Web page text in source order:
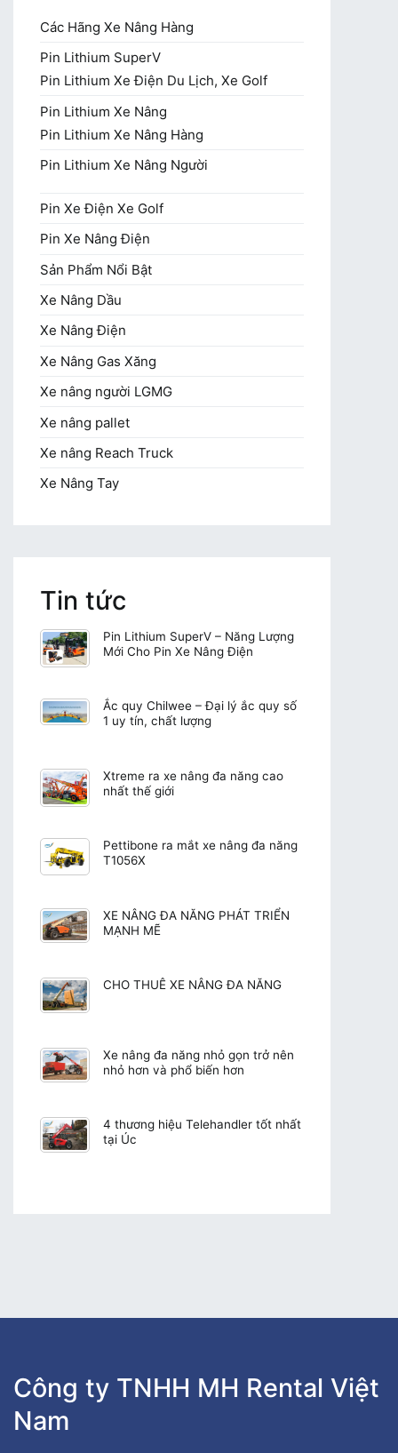
Các Hãng Xe Nâng Hàng
Pin Lithium SuperV
Pin Lithium Xe Điện Du Lịch, Xe Golf
Pin Lithium Xe Nâng
Pin Lithium Xe Nâng Hàng
Pin Lithium Xe Nâng Người
Pin Xe Điện Xe Golf
Pin Xe Nâng Điện
Sản Phẩm Nổi Bật
Xe Nâng Dầu
Xe Nâng Điện
Xe Nâng Gas Xăng
Xe nâng người LGMG
Xe nâng pallet
Xe nâng Reach Truck
Xe Nâng Tay
Tin tức
Pin Lithium SuperV – Năng Lượng
Mới Cho Pin Xe Nâng Điện
Ắc quy Chilwee – Đại lý ắc quy số
1 uy tín, chất lượng
Xtreme ra xe nâng đa năng cao
nhất thế giới
Pettibone ra mắt xe nâng đa năng
T1056X
XE NÂNG ĐA NĂNG PHÁT TRIỂN
MẠNH MẼ
CHO THUÊ XE NÂNG ĐA NĂNG
Xe nâng đa năng nhỏ gọn trở nên
nhỏ hơn và phổ biến hơn
4 thương hiệu Telehandler tốt nhất
tại Úc
Công ty TNHH MH Rental Việt
Nam